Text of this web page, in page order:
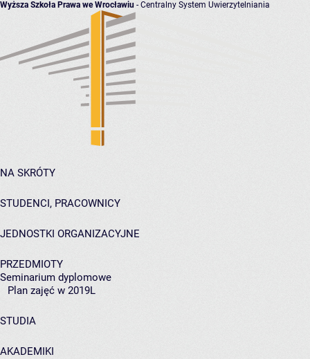
Wyższa Szkoła Prawa we Wrocławiu - Centralny System Uwierzytelniania
NA SKRÓTY
STUDENCI, PRACOWNICY
JEDNOSTKI ORGANIZACYJNE
PRZEDMIOTY
Seminarium dyplomowe
Plan zajęć w 2019L
STUDIA
AKADEMIKI